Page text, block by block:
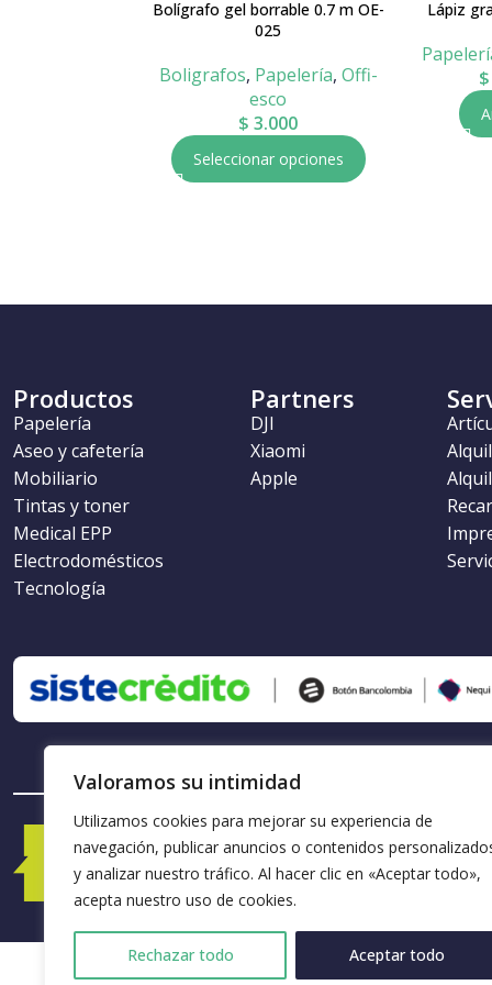
Valoramos su intimidad
Utilizamos cookies para mejorar su experiencia de
navegación, publicar anuncios o contenidos
y analizar nuestro tráfico. Al hacer clic en «Aceptar todo»,
acepta nuestro uso de cookies.
Rechazar todo Aceptar todo
Bolígrafo gel borrable 0.7 m OE-
025
Boligrafos, Papelería, Offi-
esco
$ 3.000
Seleccionar opciones
Lápiz
$
Productos
Papelería
Aseo y cafetería
Mobiliario
Tintas y toner
Medical EPP
Electrodomésticos
Tecnología
Partners
DJI
Xiaomi
Apple